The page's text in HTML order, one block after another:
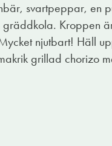
svartpeppar, en
Kroppen
njutbart! Häll
grillad chorizo
än vad
med tydliga
Efter